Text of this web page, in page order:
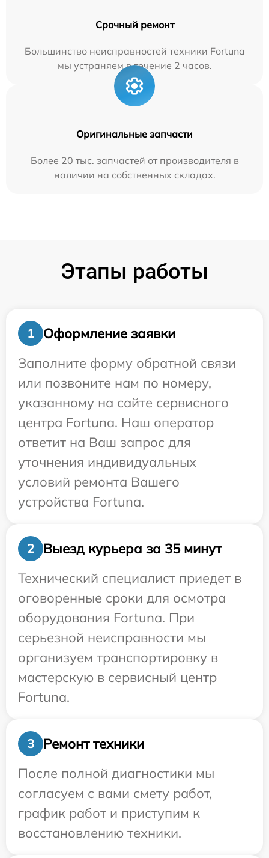
Срочный ремонт
Большинство неисправностей техники Fortuna
мы устраняем в течение 2 часов.
Оригинальные запчасти
Более 20 тыс. запчастей от производителя в
наличии на собственных складах.
Этапы работы
1
Оформление заявки
Заполните форму обратной связи
или позвоните нам по номеру,
указанному на сайте сервисного
центра Fortuna. Наш оператор
ответит на Ваш запрос для
уточнения индивидуальных
условий ремонта Вашего
устройства Fortuna.
2
Выезд курьера за 35 минут
Технический специалист приедет в
оговоренные сроки для осмотра
оборудования Fortuna. При
серьезной неисправности мы
организуем транспортировку в
мастерскую в сервисный центр
Fortuna.
3
Ремонт техники
После полной диагностики мы
согласуем с вами смету работ,
график работ и приступим к
восстановлению техники.